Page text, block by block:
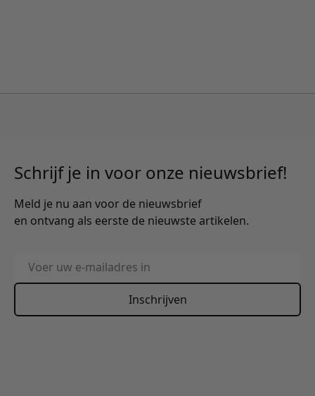
Schrijf je in voor onze nieuwsbrief!
Meld je nu aan voor de nieuwsbrief
en ontvang als eerste de nieuwste artikelen.
E-mailadres
Inschrijven